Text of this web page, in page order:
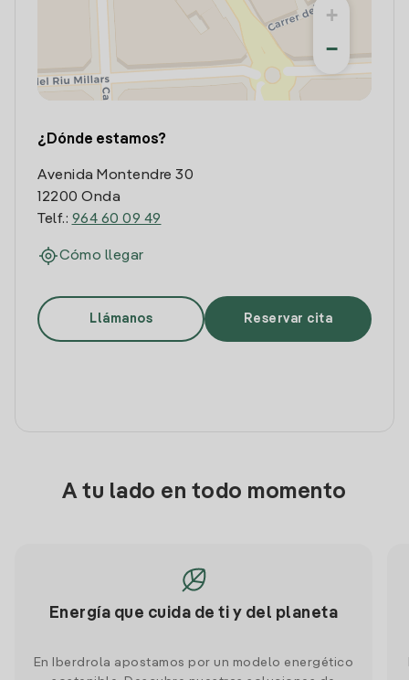
+
−
¿Dónde estamos?
Avenida Montendre 30
12200 Onda
Telf.: 964 60 09 49
Cómo llegar
Llámanos Reservar cita
A tu lado en todo momento
Energía que cuida de ti y del planeta
En Iberdrola apostamos por un modelo energético